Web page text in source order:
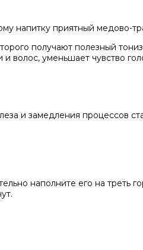
напитку приятный медово-
получают полезный
волос, уменьшает чувство
и замедления процессов
наполните его на треть